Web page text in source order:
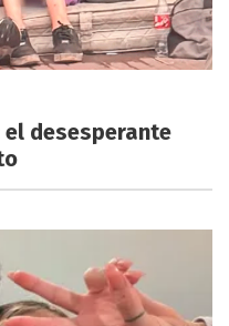
el desesperante